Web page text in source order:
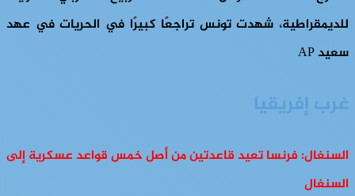
للديمقراطية، شهدت تونس تراجعًا كبيرًا في الحريات في عهد
سعيد AP
غرب إفريقيا
السنغال: فرنسا تعيد قاعدتين من أصل خمس قواعد عسكرية إلى
السنغال